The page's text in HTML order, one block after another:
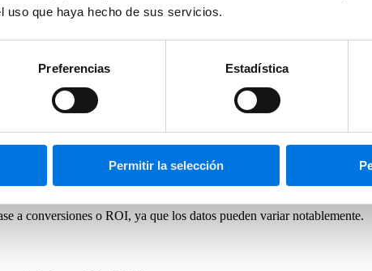
uso que haya hecho de sus servicios.
Preferencias Estadística
Permitir la selección
y no es recomendable para presupuestos limitados.
largo de todo el embudo, puede resultar interesante valorarmodelos
temporal o data driven.
a conversiones o ROI, ya que los datos pueden variar notablemente.